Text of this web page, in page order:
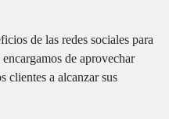
de las redes sociales para
encargamos de aprovechar
clientes a alcanzar sus